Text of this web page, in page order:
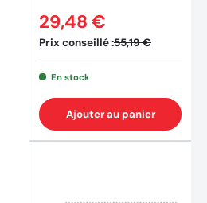
Prix conseillé :55,19 €
29,48 €
En stock
Ajouter au panier